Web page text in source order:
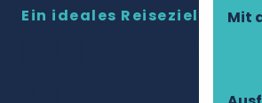
Mit
Ein ideales Reiseziel